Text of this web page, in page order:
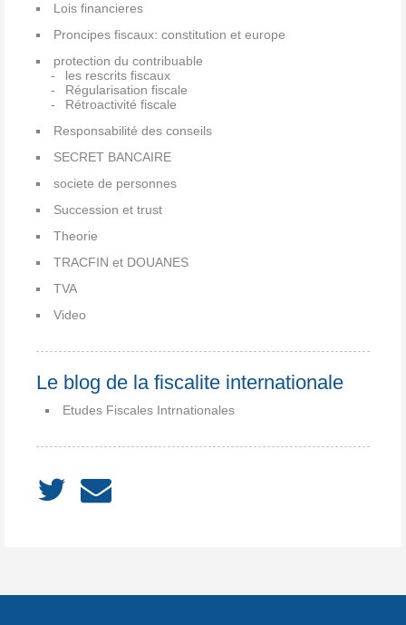
Lois financieres
Proncipes fiscaux: constitution et europe
protection du contribuable
les rescrits fiscaux
Régularisation fiscale
Rétroactivité fiscale
Responsabilité des conseils
SECRET BANCAIRE
societe de personnes
Succession et trust
Theorie
TRACFIN et DOUANES
TVA
Video
Le blog de la fiscalite internationale
Etudes Fiscales Intrnationales